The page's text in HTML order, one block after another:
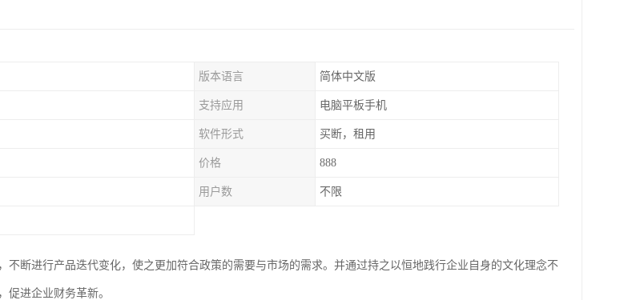
版本语言 简体中文版
支持应用 电脑平板手机
软件形式 买断，租用
价格 888
用户数 不限
不断进行产品迭代变化，使之更加符合政策的需要与市场的需求。并通过持之以恒地践行企业自身的文化理念不
促进企业财务革新。